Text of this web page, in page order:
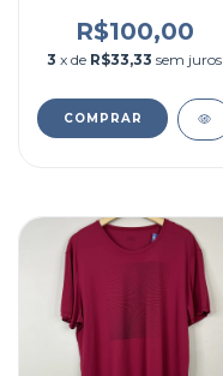
R$100,00
3 x de R$33,33 sem juros
COMPRAR